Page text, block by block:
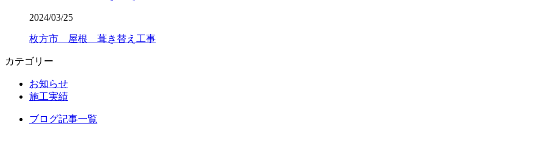
2024/03/25
枚方市 屋根 葺き替え工事
カテゴリー
お知らせ
施工実績
ブログ記事一覧